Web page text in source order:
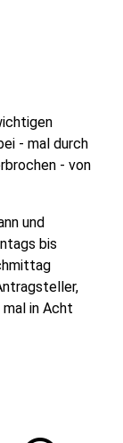
- mal durch
- von
und
bis
in Acht